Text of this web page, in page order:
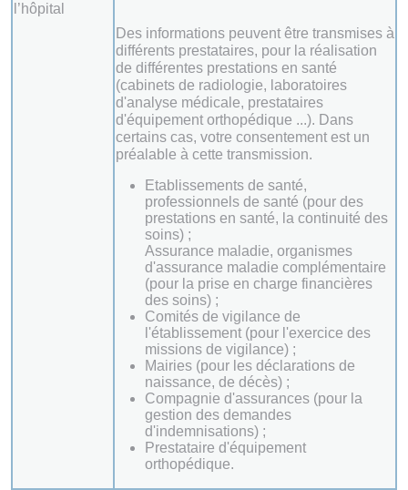
l’hôpital
Des informations peuvent être transmises à
différents prestataires, pour la réalisation
de différentes prestations en santé
(cabinets de radiologie, laboratoires
d'analyse médicale, prestataires
d'équipement orthopédique ...). Dans
certains cas, votre consentement est un
préalable à cette transmission.
Etablissements de santé,
professionnels de santé (pour des
prestations en santé, la continuité des
soins) ;
Assurance maladie, organismes
d'assurance maladie complémentaire
(pour la prise en charge financières
des soins) ;
Comités de vigilance de
l'établissement (pour l'exercice des
missions de vigilance) ;
Mairies (pour les déclarations de
naissance, de décès) ;
Compagnie d'assurances (pour la
gestion des demandes
d'indemnisations) ;
Prestataire d'équipement
orthopédique.